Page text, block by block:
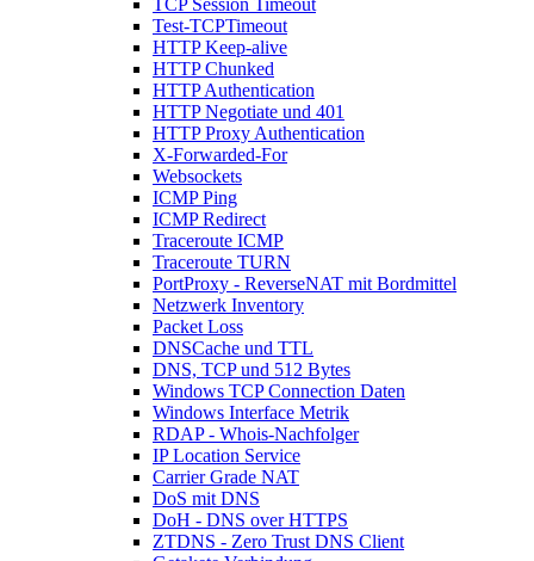
Test-TCPTimeout
HTTP Keep-alive
HTTP Chunked
HTTP Authentication
HTTP Negotiate und 401
HTTP Proxy Authentication
X-Forwarded-For
Websockets
ICMP Ping
ICMP Redirect
Traceroute ICMP
Traceroute TURN
PortProxy - ReverseNAT mit Bordmittel
Netzwerk Inventory
Packet Loss
DNSCache und TTL
DNS, TCP und 512 Bytes
Windows TCP Connection Daten
Windows Interface Metrik
RDAP - Whois-Nachfolger
IP Location Service
Carrier Grade NAT
DoS mit DNS
DoH - DNS over HTTPS
ZTDNS - Zero Trust DNS Client